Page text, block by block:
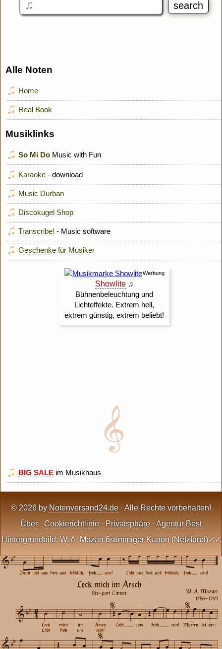
Alle Noten
Home
Real Book
Musiklinks
So Mi Do Music with Fun
Karaoke - download
Music Durban
Discokugel Shop
Transcribe! - Music software
Geschenke für Musiker
BIG SALE im Musikhaus
© 2026 by Notenversand24.de · Alle Rechte vorbehalten!
Über · Cookierichtlinie · Privatsphäre · Agentur Best
Hintergrundbild: W. A. Mozart 6stimmiger Kanon (Netzfund)✓✓